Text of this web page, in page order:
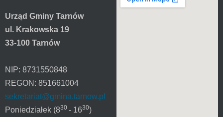
Urząd Gminy Tarnów
ul. Krakowska 19
33-100 Tarnów
NIP: 8731550848
REGON: 851661004
sekretariat@gmina.tarnow.pl
Poniedziałek (830 - 1630)